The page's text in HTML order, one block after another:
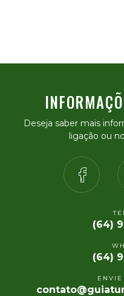
Deseja saber mais
ligação ou
(64)
(64)